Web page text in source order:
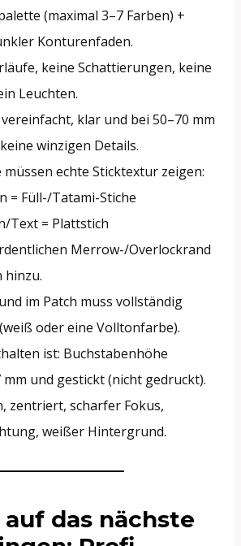
(maximal 3–7 Farben) +
Konturenfaden.
keine Schattierungen, keine
Leuchten.
klar und bei 50–70 mm
winzigen Details.
müssen echte Sticktextur zeigen:
= Füll-/Tatami-Stiche
Text = Plattstich
Merrow-/Overlockrand
hinzu.
im Patch muss vollständig
oder eine Volltonfarbe).
ist: Buchstabenhöhe
mm und gestickt (nicht gedruckt).
zentriert, scharfer Fokus,
weißer Hintergrund.
auf das nächste